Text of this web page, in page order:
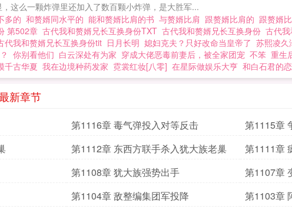
这么一颗炸弹里还加入了数百颗小炸弹，是大胜军...
多的 和赘婿同水平的 能和赘婿比肩的书 与赘婿比肩 跟赘婿比肩的 跟赘婿
第502章 古代我和赘婿兄长互换身份TXT 古代我和赘婿兄长互换身份 古代
代我和赘婿兄长互换身份tit 日月长明 媳妇克夫？只好改命当皇帝了 苏熙凌久
你别看他们 白云深处有为家 穿成大佬恶毒前妻后，被全家团宠 不笨 重生
千古华夏 我在边境种药发家 霓裳红妆[八零] 在星际做娱乐大亨 和白石君的
新章节
第1116章 毒气弹投入对等反击 第1115章
第1112章 东西方联手杀入犹大族老巢 第1111章
第1108章 犹大族强势出手 第1107章
第1104章 敌整编集团军投降 第1103章